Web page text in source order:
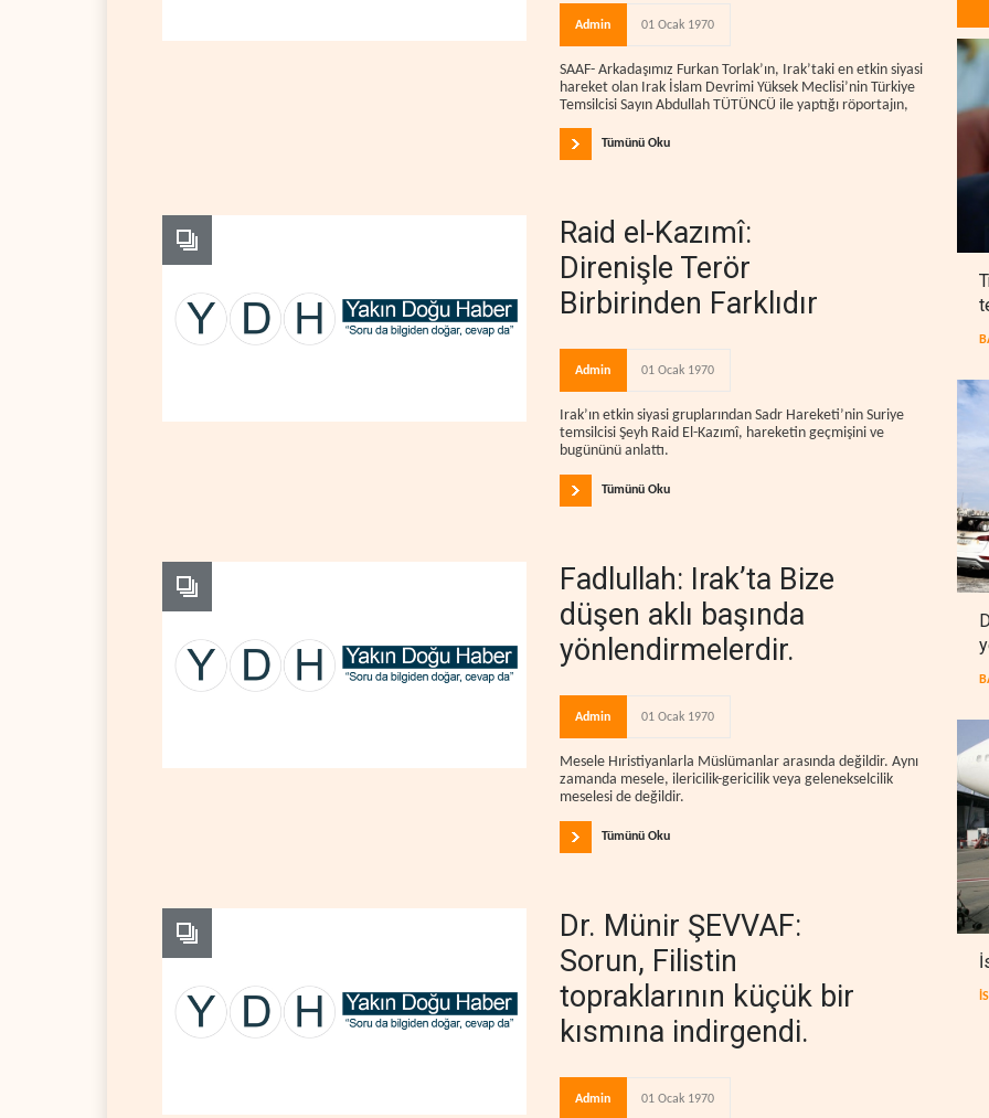
Admin 01 Ocak 1970
SAAF- Arkadaşımız Furkan Torlak’ın, Irak’taki en etkin siyasi
hareket olan Irak İslam Devrimi Yüksek Meclisi’nin Türkiye
Temsilcisi Sayın Abdullah TÜTÜNCÜ ile yaptığı röportajın,
Tümünü Oku
Raid el-Kazımî:
Direnişle Terör
Birbirinden Farklıdır
Admin 01 Ocak 1970
Irak’ın etkin siyasi gruplarından Sadr Hareketi’nin Suriye
temsilcisi Şeyh Raid El-Kazımî, hareketin geçmişini ve
bugününü anlattı.
Tümünü Oku
Fadlullah: Irak’ta Bize
düşen aklı başında
yönlendirmelerdir.
Admin 01 Ocak 1970
Mesele Hıristiyanlarla Müslümanlar arasında değildir. Aynı
zamanda mesele, ilericilik-gericilik veya gelenekselcilik
meselesi de değildir.
Tümünü Oku
Dr. Münir ŞEVVAF:
Sorun, Filistin
topraklarının küçük bir
kısmına indirgendi.
Admin 01 Ocak 1970